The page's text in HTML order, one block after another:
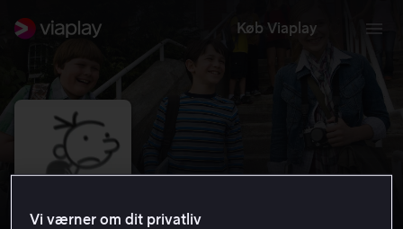
Køb Viaplay
Vi værner om dit privatliv